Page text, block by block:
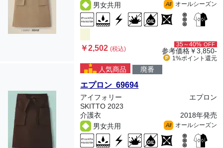
男女共用
All オールシーズン
￥2,502(税込)
35～40% OFF
参考価格￥3,850-
1%ポイント 還元
人気商品 廃番
エプロン 69694
アイフォリー
エプロン
SKITTO 2023
介護衣
2018年発売
男女共用
All オールシーズン